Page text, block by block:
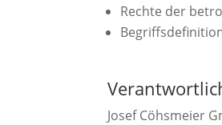
Rechte der
Josef Cöhsmeier